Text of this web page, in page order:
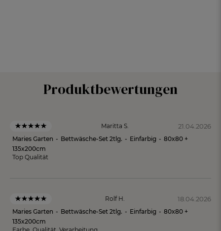
Produktbewertungen
Maritta S. 21.04.2026
Maries Garten - Bettwäsche-Set 2tlg. - Einfarbig - 80x80 +
135x200cm
Top Qualität
Rolf H. 18.04.2026
Maries Garten - Bettwäsche-Set 2tlg. - Einfarbig - 80x80 +
135x200cm